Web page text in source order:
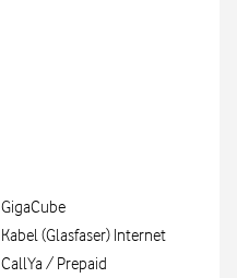
GigaCube
Kabel (Glasfaser) Internet
CallYa / Prepaid